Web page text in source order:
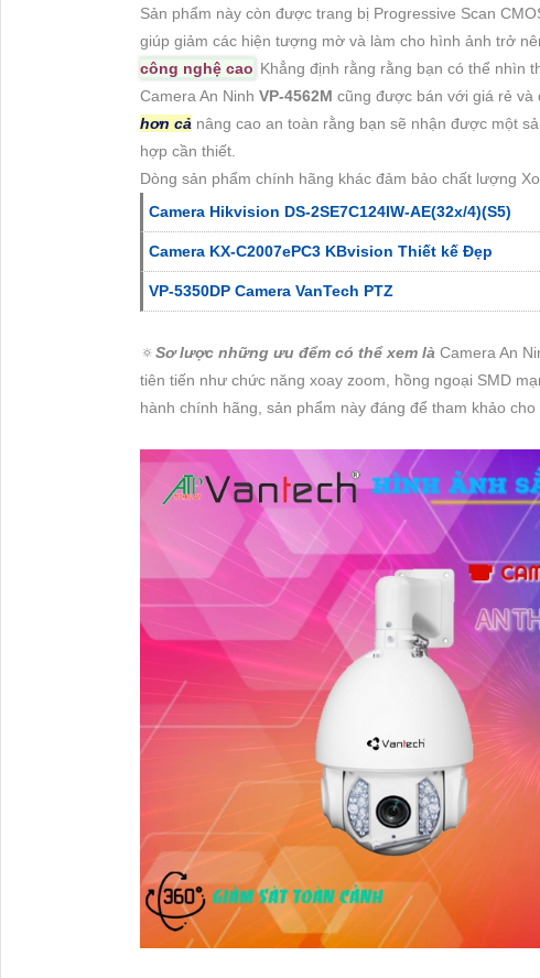
Sản phẩm này còn được trang bị Progressive Scan
giúp giảm các hiện tượng mờ và làm cho hình ảnh trở
công nghệ cao Khẳng định rằng rằng bạn có thể nhìn
Camera An Ninh VP-4562M cũng được bán với giá rẻ và
hơn cả nâng cao an toàn rằng bạn sẽ nhận được một
hợp cần thiết.
Dòng sản phẩm chính hãng khác đảm bảo chất lượng
Camera Hikvision DS-2SE7C124IW-AE(32x/4)(S5)
Camera KX-C2007ePC3 KBvision Thiết kế Đẹp
VP-5350DP Camera VanTech PTZ
🔅Sơ lược những ưu đểm có thể xem là Camera An
tiên tiến như chức năng xoay zoom, hồng ngoại SMD
hành chính hãng, sản phẩm này đáng để tham khảo cho